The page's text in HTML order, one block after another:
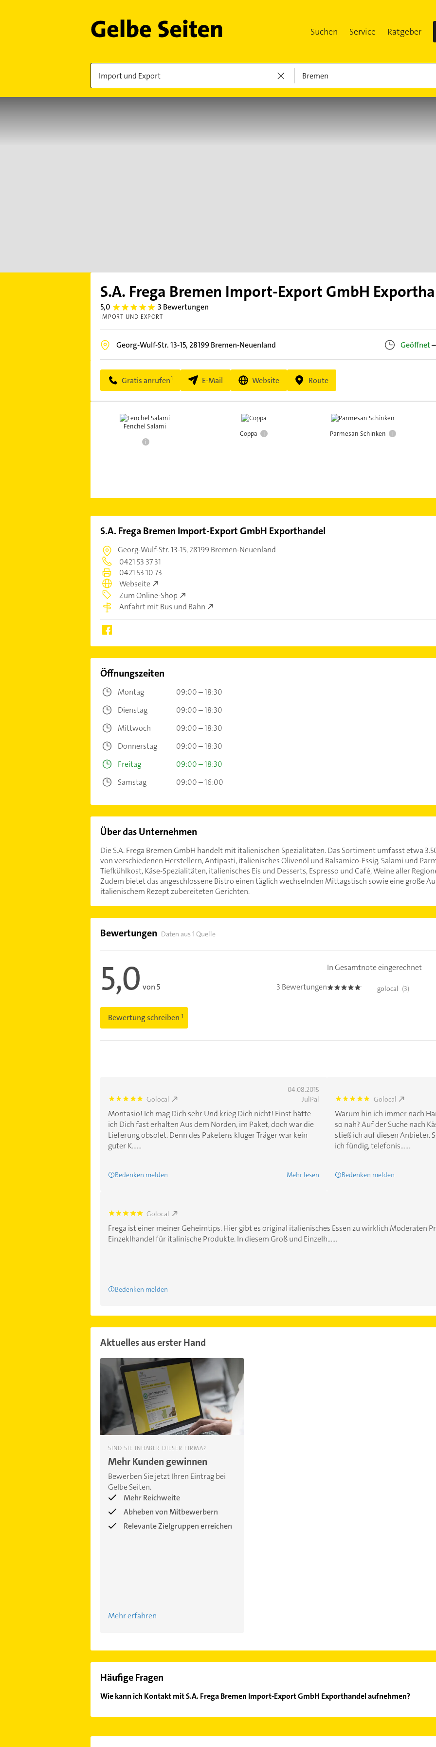
Suchen Service Ratgeber
S.A. Frega Bremen Import-Export GmbH
5,0 5.0 3 Bewertungen
IMPORT UND EXPORT
Georg-Wulf-Str. 13-15, 28199Bremen-Neuenland Geöffnet–
Gratis anrufen E-Mail Website Route
Fenchel Salami
i
Coppa i Parmesan Schinken i
S.A. Frega Bremen Import-Export GmbH Exporthandel
Georg-Wulf-Str. 13-15,28199 Bremen-Neuenland
0421 53 37 31
0421 53 10 73
Webseite
Zum Online-Shop
Anfahrt mit Bus und Bahn
Öffnungszeiten
Montag
09:00 – 18:30
Dienstag
09:00 – 18:30
Mittwoch
09:00 – 18:30
Donnerstag
09:00 – 18:30
Freitag
09:00 – 18:30
Samstag
09:00 – 16:00
Über das Unternehmen
Die S.A. Frega Bremen GmbH handelt mit italienischen Spezialitäten. Das Sortiment umfasst etwa
von verschiedenen Herstellern, Antipasti, italienisches Olivenöl und Balsamico-Essig, Salami und
Tiefkühlkost, Käse-Spezialitäten, italienisches Eis und Desserts, Espresso und Café, Weine aller
Zudem bietet das angeschlossene Bistro einen täglich wechselnden Mittagstisch sowie eine große
italienischem Rezept zubereiteten Gerichten.
Bewertungen Daten aus 1 Quelle
5,0 von 5 3 Bewertungen
Bewertung schreiben
In Gesamtnote eingerechnet
5.0 golocal (3)
04.08.2015
5.0 Golocal JulPal
Montasio! Ich mag Dich sehr Und krieg Dich nicht! Einst hätte
ich Dich fast erhalten Aus dem Norden, im Paket, doch war die
Lieferung obsolet. Denn des Paketens kluger Träger war kein
guter K......
Bedenken melden Mehr lesen
5.0 Golocal
Warum bin ich immer nach
so nah? Auf der Suche nach
stieß ich auf diesen Anbieter.
ich fündig, telefonis......
Bedenken melden
5.0 Golocal
Frega ist einer meiner Geheimtips. Hier gibt es original italienisches Essen zu wirklich Moderaten
Einzeklhandel für italinische Produkte. In diesem Groß und Einzelh......
Bedenken melden
Aktuelles aus erster Hand
SIND SIE INHABER DIESER FIRMA?
Mehr Kunden gewinnen
Bewerben Sie jetzt Ihren Eintrag bei
Gelbe Seiten.
Mehr Reichweite
Abheben von Mitbewerbern
Relevante Zielgruppen erreichen
Mehr erfahren
Häufige Fragen
Wie kann ich Kontakt mit S.A. Frega Bremen Import-Export GmbH Exporthandel aufnehmen?